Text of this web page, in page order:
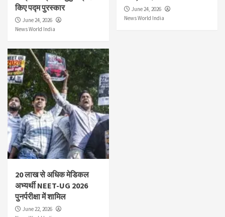
किए पद्म पुरस्कार
June 24, 2026
News World India
June 24, 2026
News World India
20 लाख से अधिक मेडिकल
अभ्यर्थी NEET-UG 2026
पुनर्परीक्षा में शामिल
June 22, 2026